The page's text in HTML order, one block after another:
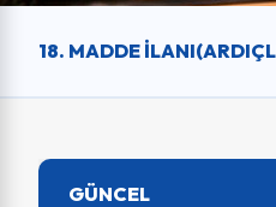
18. MADDE
GÜNCEL